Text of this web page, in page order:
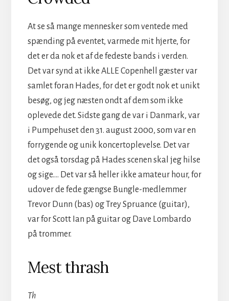
At se så mange mennesker som ventede med
spænding på eventet, varmede mit hjerte, for
det er da nok et af de fedeste bands i verden.
Det var synd at ikke ALLE Copenhell gæster var
samlet foran Hades, for det er godt nok et unikt
besøg, og jeg næsten ondt af dem som ikke
oplevede det. Sidste gang de var i Danmark, var
i Pumpehuset den 31. august 2000, som var en
forrygende og unik koncertoplevelse. Det var
det også torsdag på Hades scenen skal jeg hilse
og sige…. Det var så heller ikke amateur hour, for
udover de fede gængse Bungle-medlemmer
Trevor Dunn (bas) og Trey Spruance (guitar),
var for Scott Ian på guitar og Dave Lombardo
på trommer.
Mest thrash
Th